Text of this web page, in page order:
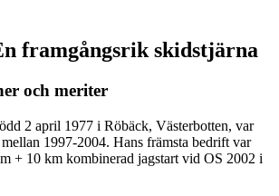
framgångsrik skidstjärna
och meriter
2 april 1977 i Röbäck, Västerbotten, var
1997-2004. Hans främsta bedrift var
+ 10 km kombinerad jagstart vid OS 2002 i